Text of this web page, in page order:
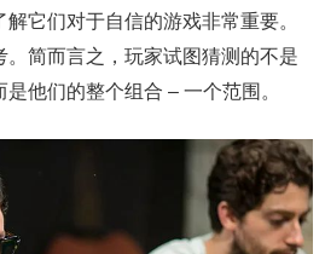
它们对于自信的游戏非常重要。
简而言之，玩家试图猜测的不是
他们的整个组合 – 一个范围。